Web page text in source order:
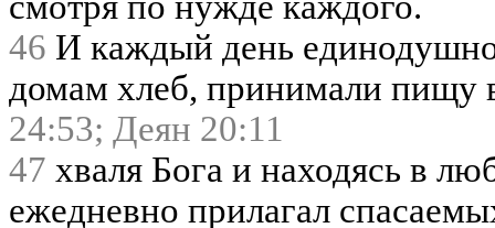
46 И каждый день
домам хлеб, принимали пищу
24:53; Деян 20:11
47 хваля Бога и находясь в
ежедневно прилагал